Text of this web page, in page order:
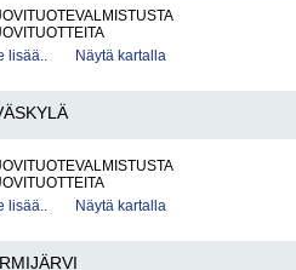
lisää..
Näytä kartalla
lisää..
Näytä kartalla